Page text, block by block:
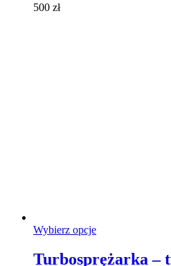
500 zł
Wybierz opcjeTen
Turbosprężarka –